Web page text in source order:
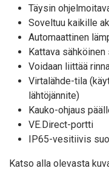
Täysin
Soveltuu kaikille
Automaattinen
Kattava sähköinen
Voidaan liittää
Virtalähde-tila
lähtöjännite)
Kauko-ohjaus
VE.Direct-portti
IP65-vesitiivis
Katso alla olevasta